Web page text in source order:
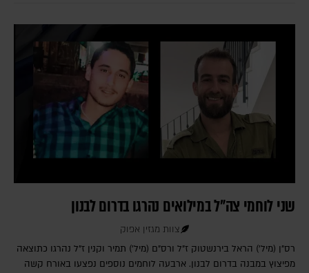
שני לוחמי צה"ל במילואים נהרגו בדרום לבנון
צוות מגזין אפוק
רס"ן (מיל') הראל בירנשטוק ז"ל ורס"ם (מיל') תמיר וקנין ז"ל נהרגו כתוצאה
מפיצוץ במבנה בדרום לבנון. ארבעה לוחמים נוספים נפצעו באורח קשה